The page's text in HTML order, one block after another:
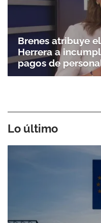
Brenes atribuye
Herrera a
pagos de
Lo último